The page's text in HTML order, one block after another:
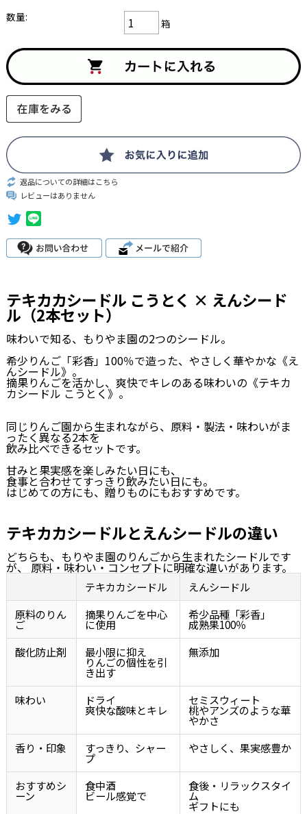
数量: 箱
返品についての詳細はこちら
レビューはありません
テキカカシードル こうとく × えんシード
ル（2本セット）
味わいで知る、もりやま園の2つのシードル。
希少りんご「彩香」100％で造った、やさしく華やかな《え
んシードル》。
摘果りんごを活かし、爽快でキレのある味わいの《テキカ
カシードル こうとく》。
同じりんご園から生まれながら、原料・製法・味わいがま
ったく異なる2本を
飲み比べできるセットです。
甘みと果実感を楽しみたい日にも、
食事と合わせてすっきり飲みたい日にも。
はじめての方にも、贈りものにもおすすめです。
テキカカシードルとえんシードルの違い
どちらも、もりやま園のりんごから生まれたシードルです
が、 原料・味わい・コンセプトに明確な違いがあります。
テキカカシードル
えんシードル
原料のりん
ご
摘果りんごを中心
に使用
希少品種「彩香」
成熟果100％
酸化防止剤
最小限に抑え
りんごの個性を引
き出す
無添加
味わい ドライ
爽快な酸味とキレ
セミスウィート
桃やアンズのような華
やかさ
香り・印象
すっきり、シャー
プ
やさしく、果実感豊か
おすすめシ
ーン
食中酒
ビール感覚で
食後・リラックスタイ
ム
ギフトにも